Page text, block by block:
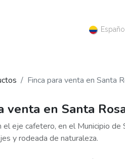
Finca para venta en Santa
venta en Santa
el eje cafetero, en el Municipio de
y rodeada de naturaleza.